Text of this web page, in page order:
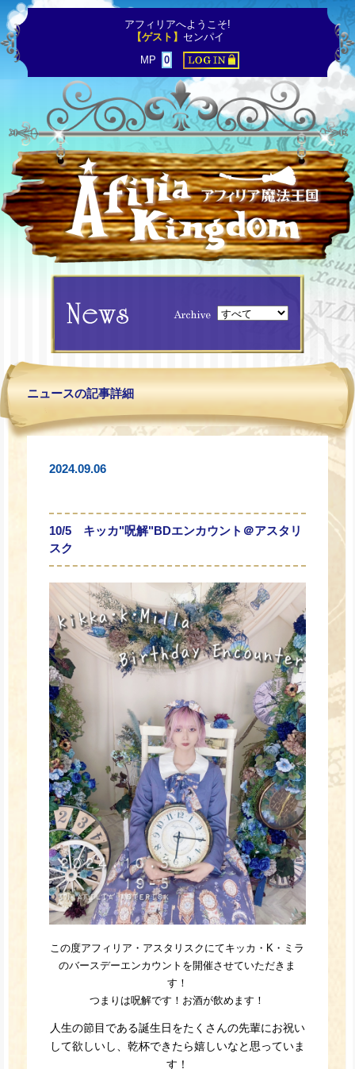
アフィリアへようこそ!
【ゲスト】 センパイ
MP
0
ニュースの記事詳細
2024.09.06
10/5 キッカ"呪解"BDエンカウント＠アスタリ
スク
この度アフィリア・アスタリスクにてキッカ・K・ミラ
のバースデーエンカウントを開催させていただきま
す！
つまりは呪解です！お酒が飲めます！
人生の節目である誕生日をたくさんの先輩にお祝い
して欲しいし、乾杯できたら嬉しいなと思っていま
す！